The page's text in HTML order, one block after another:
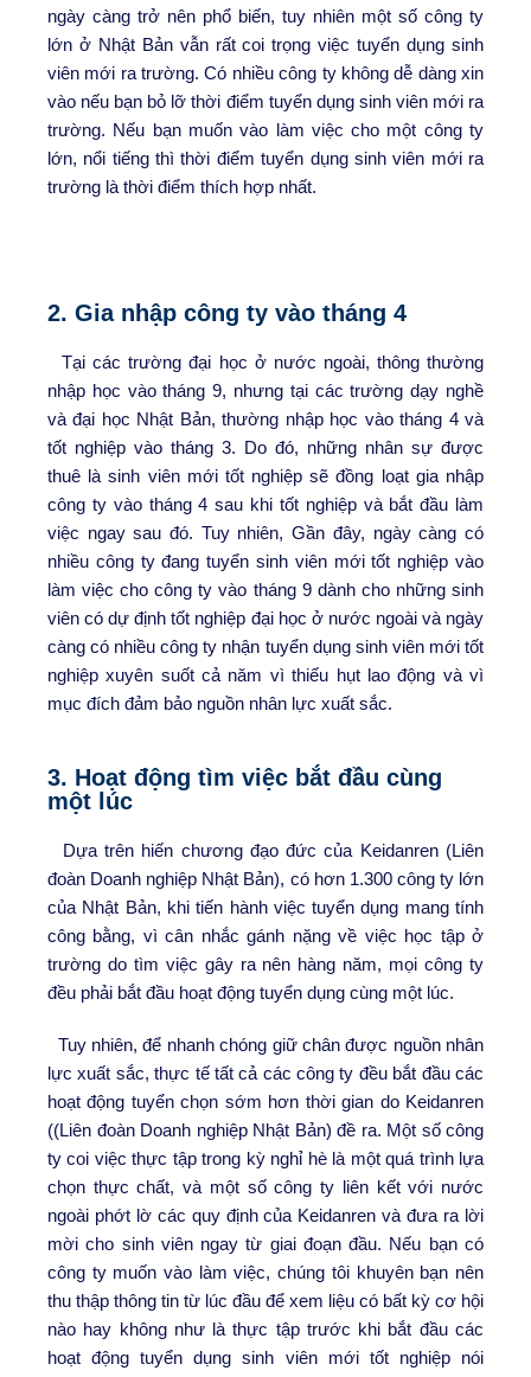
ngày càng trở nên phổ biến, tuy nhiên một số công ty
lớn ở Nhật Bản vẫn rất coi trọng việc tuyển dụng sinh
viên mới ra trường. Có nhiều công ty không dễ dàng xin
vào nếu bạn bỏ lỡ thời điểm tuyển dụng sinh viên mới ra
trường. Nếu bạn muốn vào làm việc cho một công ty
lớn, nổi tiếng thì thời điểm tuyển dụng sinh viên mới ra
trường là thời điểm thích hợp nhất.
2. Gia nhập công ty vào tháng 4
Tại các trường đại học ở nước ngoài, thông thường
nhập học vào tháng 9, nhưng tại các trường dạy nghề
và đại học Nhật Bản, thường nhập học vào tháng 4 và
tốt nghiệp vào tháng 3. Do đó, những nhân sự được
thuê là sinh viên mới tốt nghiệp sẽ đồng loạt gia nhập
công ty vào tháng 4 sau khi tốt nghiệp và bắt đầu làm
việc ngay sau đó. Tuy nhiên, Gần đây, ngày càng có
nhiều công ty đang tuyển sinh viên mới tốt nghiệp vào
làm việc cho công ty vào tháng 9 dành cho những sinh
viên có dự định tốt nghiệp đại học ở nước ngoài và ngày
càng có nhiều công ty nhận tuyển dụng sinh viên mới tốt
nghiệp xuyên suốt cả năm vì thiếu hụt lao động và vì
mục đích đảm bảo nguồn nhân lực xuất sắc.
3. Hoạt động tìm việc bắt đầu cùng
một lúc
Dựa trên hiến chương đạo đức của Keidanren (Liên
đoàn Doanh nghiệp Nhật Bản), có hơn 1.300 công ty lớn
của Nhật Bản, khi tiến hành việc tuyển dụng mang tính
công bằng, vì cân nhắc gánh nặng về việc học tập ở
trường do tìm việc gây ra nên hàng năm, mọi công ty
đều phải bắt đầu hoạt động tuyển dụng cùng một lúc.
Tuy nhiên, để nhanh chóng giữ chân được nguồn nhân
lực xuất sắc, thực tế tất cả các công ty đều bắt đầu các
hoạt động tuyển chọn sớm hơn thời gian do Keidanren
((Liên đoàn Doanh nghiệp Nhật Bản) đề ra. Một số công
ty coi việc thực tập trong kỳ nghỉ hè là một quá trình lựa
chọn thực chất, và một số công ty liên kết với nước
ngoài phớt lờ các quy định của Keidanren và đưa ra lời
mời cho sinh viên ngay từ giai đoạn đầu. Nếu bạn có
công ty muốn vào làm việc, chúng tôi khuyên bạn nên
thu thập thông tin từ lúc đầu để xem liệu có bất kỳ cơ hội
nào hay không như là thực tập trước khi bắt đầu các
hoạt động tuyển dụng sinh viên mới tốt nghiệp nói